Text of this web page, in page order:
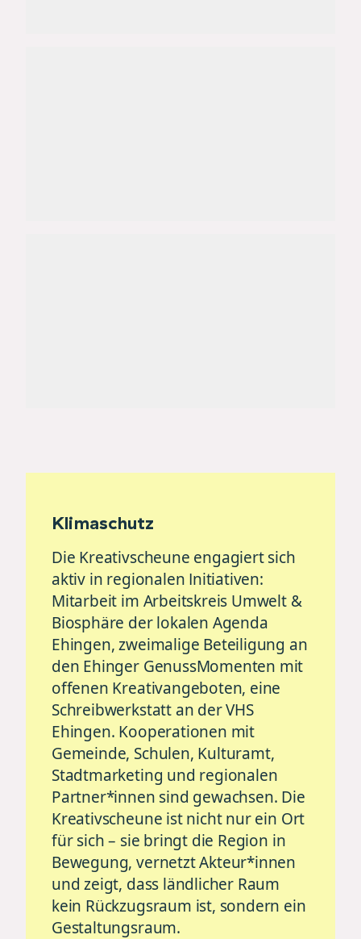
Klimaschutz
Die Kreativscheune engagiert sich
aktiv in regionalen Initiativen:
Mitarbeit im Arbeitskreis Umwelt &
Biosphäre der lokalen Agenda
Ehingen, zweimalige Beteiligung an
den Ehinger GenussMomenten mit
offenen Kreativangeboten, eine
Schreibwerkstatt an der VHS
Ehingen. Kooperationen mit
Gemeinde, Schulen, Kulturamt,
Stadtmarketing und regionalen
Partner*innen sind gewachsen. Die
Kreativscheune ist nicht nur ein Ort
für sich – sie bringt die Region in
Bewegung, vernetzt Akteur*innen
und zeigt, dass ländlicher Raum
kein Rückzugsraum ist, sondern ein
Gestaltungsraum.